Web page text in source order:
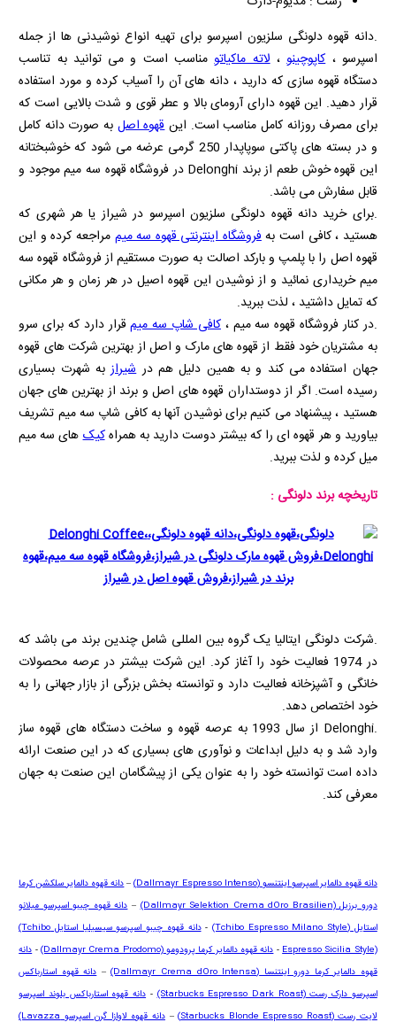
.دانه قهوه دلونگی سلزیون اسپرسو برای تهیه انواع نوشیدنی ها از جمله
اسپرسو ،کاپوچینو،لاته ماکیاتومناسب است و می توانید به تناسب
دستگاه قهوه سازی که دارید ، دانه های آن را آسیاب کرده و مورد استفاده
قرار دهید. این قهوه دارای آرومای بالا و عطر قوی و شدت بالایی است که
برای مصرف روزانه کامل مناسب است. اینقهوه اصل به صورت دانه کامل
و در بسته های پاکتی سوپاپدار 250 گرمی عرضه می شود که خوشبختانه
این قهوه خوش طعم از برند Delonghi در فروشگاه قهوه سه میم موجود و
قابل سفارش می باشد.
.برای خرید دانه قهوه دلونگی سلزیون اسپرسو در شیراز یا هر شهری که
هستید ، کافی است بهفروشگاه اینترنتی قهوه سه میم مراجعه کرده و این
قهوه اصل را با پلمپ و بارکد اصالت به صورت مستقیم از فروشگاه قهوه سه
میم خریداری نمائید و از نوشیدن این قهوه اصیل در هر زمان و هر مکانی
که تمایل داشتید ، لذت ببرید.
.در کنار فروشگاه قهوه سه میم ،کافی شاپ سه میمقرار دارد که برای سرو
به مشتریان خود فقط از قهوه های مارک و اصل از بهترین شرکت های قهوه
جهان استفاده می کند و به همین دلیل هم درشیرازبه شهرت بسیاری
رسیده است. اگر از دوستداران قهوه های اصل و برند از بهترین های جهان
هستید ، پیشنهاد می کنیم برای نوشیدن آنها به کافی شاپ سه میم تشریف
بیاورید و هر قهوه ای را که بیشتر دوست دارید به همراهکیکهای سه میم
میل کرده و لذت ببرید.
تاریخچه برند دلونگی :
.شرکت دلونگی ایتالیا یک گروه بین المللی شامل چندین برند می باشد که
در 1974 فعالیت خود را آغاز کرد. این شرکت بیشتر در عرصه محصولات
خانگی و آشپزخانه فعالیت دارد و توانسته بخش بزرگی از بازار جهانی را به
خود اختصاص دهد.
.
Delonghi
از سال 1993 به عرصه قهوه و ساخت دستگاه های قهوه ساز
وارد شد و به دلیل ابداعات و نوآوری های بسیاری که در این صنعت ارائه
داده است توانسته خود را به عنوان یکی از پیشگامان این صنعت به جهان
معرفی کند.
دانه قهوه دالمایر اسپرسو اینتنسو(Dallmayr Espresso Intenso)
–دانه قهوه دالمایر سلکشن کرما
دورو برزیل(Dallmayr Selektion Crema dOro Brasilien)
–دانه قهوه چیبو اسپرسو میلانو
استایل(Tchibo Espresso Milano Style)
-دانه قهوه چیبو اسپرسو سیسیلیا استایل(Tchibo
Espresso Sicilia Style)
-دانه قهوه دالمایر کرما پرودومو(Dallmayr Crema Prodomo)
-دانه
قهوه دالمایر کرما دورو اینتنسا(Dallmayr Crema dOro Intensa)
–دانه قهوه استارباکس
اسپرسو دارک رست(Starbucks Espresso Dark Roast)
- دانه قهوه استارباکس بلوند اسپرسو
لایت رست (Starbucks Blonde Espresso Roast
)
–دانه قهوه لاوازا گرن اسپرسو(Lavazza